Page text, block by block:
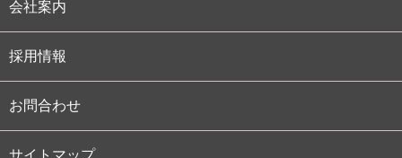
会社案内
採用情報
お問合わせ